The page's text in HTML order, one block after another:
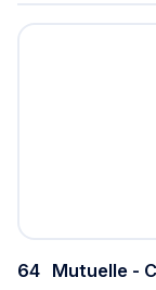
Mutuelle -
64